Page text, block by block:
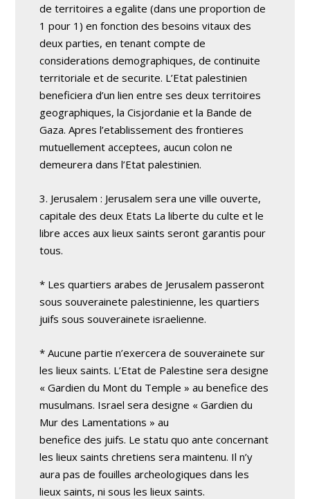
de territoires a egalite (dans une proportion de
1 pour 1) en fonction des besoins vitaux des
deux parties, en tenant compte de
considerations demographiques, de continuite
territoriale et de securite. L’Etat palestinien
beneficiera d’un lien entre ses deux territoires
geographiques, la Cisjordanie et la Bande de
Gaza. Apres l’etablissement des frontieres
mutuellement acceptees, aucun colon ne
demeurera dans l’Etat palestinien.
3. Jerusalem : Jerusalem sera une ville ouverte,
capitale des deux Etats La liberte du culte et le
libre acces aux lieux saints seront garantis pour
tous.
* Les quartiers arabes de Jerusalem passeront
sous souverainete palestinienne, les quartiers
juifs sous souverainete israelienne.
* Aucune partie n’exercera de souverainete sur
les lieux saints. L’Etat de Palestine sera designe
« Gardien du Mont du Temple » au benefice des
musulmans. Israel sera designe « Gardien du
Mur des Lamentations » au
benefice des juifs. Le statu quo ante concernant
les lieux saints chretiens sera maintenu. Il n’y
aura pas de fouilles archeologiques dans les
lieux saints, ni sous les lieux saints.